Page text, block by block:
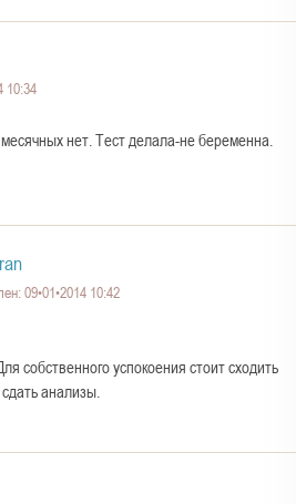
10:34
нет. Тест делала-не беременна.
09•01•2014 10:42
собственного успокоения стоит сходить
сдать анализы.